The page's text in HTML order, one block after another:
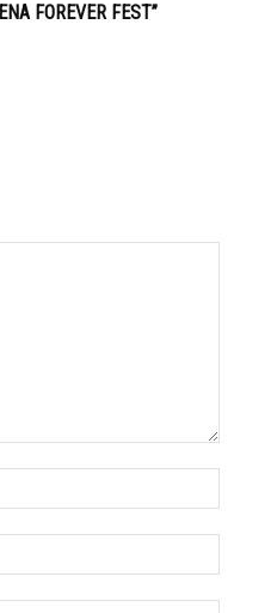
FOREVER FEST”